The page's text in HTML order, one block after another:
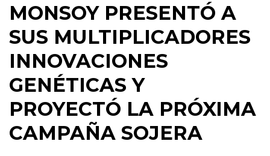
MONSOY PRESENTÓ A
SUS MULTIPLICADORES
INNOVACIONES
GENÉTICAS Y
PROYECTÓ LA PRÓXIMA
CAMPAÑA SOJERA